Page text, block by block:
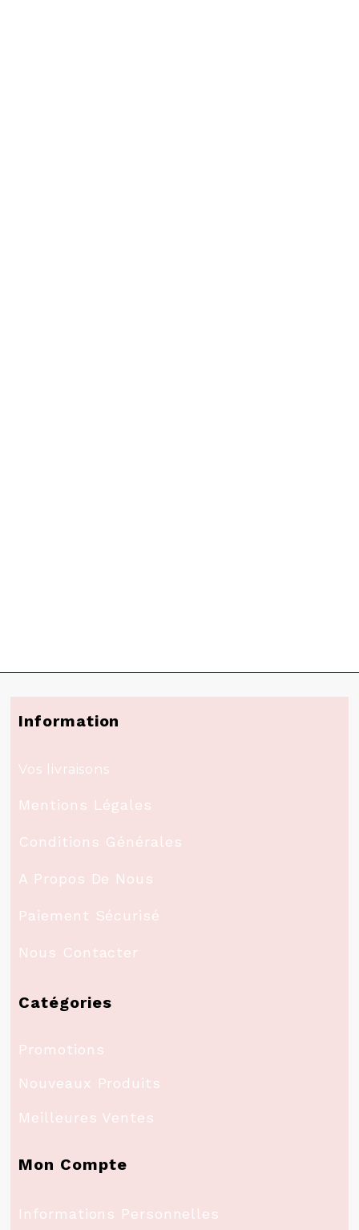
Information
Vos livraisons
Mentions Légales
Conditions Générales
A Propos De Nous
Paiement Sécurisé
Nous Contacter
Catégories
Promotions
Nouveaux Produits
Meilleures Ventes
Mon Compte
Informations Personnelles